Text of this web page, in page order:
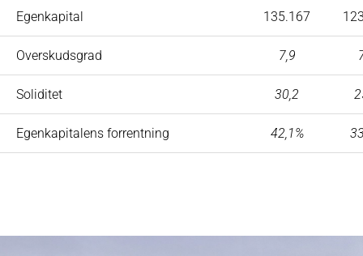
Egenkapital 135.167
Overskudsgrad 7,9
Soliditet 30,2
Egenkapitalens forrentning 42,1%